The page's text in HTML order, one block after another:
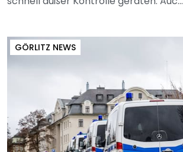
GÖRLITZ NEWS